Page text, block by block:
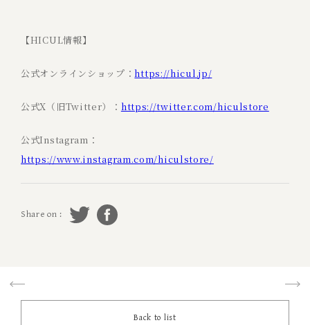
【HICUL情報】
公式オンラインショップ：https://hicul.jp/
公式X（旧Twitter）： https://twitter.com/hiculstore
公式Instagram：
https://www.instagram.com/hiculstore/
Share on :
Back to list